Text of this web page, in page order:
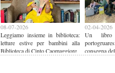
08-07-2026
Leggiamo insieme in biblioteca:
letture estive per bambini alla
Biblioteca di Cinto Caomaggiore
02-04-2026
Un
consegna